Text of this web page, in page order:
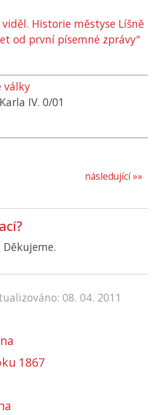
viděl. Historie městyse Líšně
od první písemné zprávy"
války
IV. 0/01
následující »»
08. 04. 2011
1867